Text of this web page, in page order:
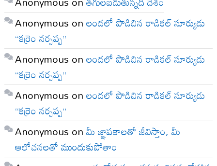
Anonymous onలందలో పొడిచిన రాడికల్ సూర్యుడు
“కర్రెం నర్సప్ప”
Anonymous onలందలో పొడిచిన రాడికల్ సూర్యుడు
“కర్రెం నర్సప్ప”
Anonymous onలందలో పొడిచిన రాడికల్ సూర్యుడు
“కర్రెం నర్సప్ప”
Anonymous onమీ జ్ఞాపకాలతో జీవిస్తాం, మీ
ఆలోచనలతో ముందుకుపోతాం